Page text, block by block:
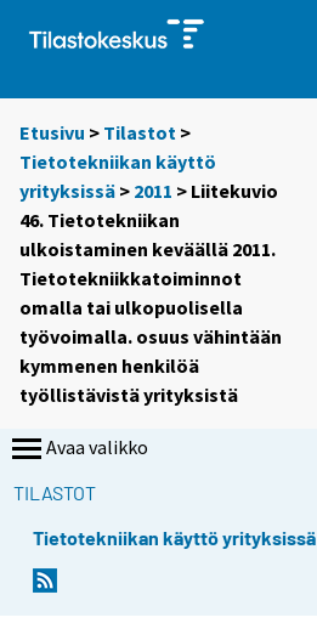
Etusivu > Tilastot >
Tietotekniikan käyttö
yrityksissä > 2011 > Liitekuvio
46. Tietotekniikan
ulkoistaminen keväällä 2011.
Tietotekniikkatoiminnot
omalla tai ulkopuolisella
työvoimalla. osuus vähintään
kymmenen henkilöä
työllistävistä yrityksistä
Avaa valikko
TILASTOT
Tietotekniikan käyttö yrityksissä